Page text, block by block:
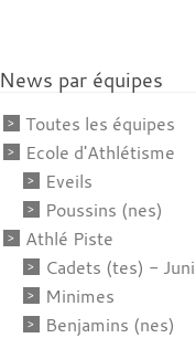
News par équipes
Toutes les équipes
Ecole d'Athlétisme
Eveils
Poussins (nes)
Athlé Piste
Cadets (tes) -
Minimes
Benjamins (nes)